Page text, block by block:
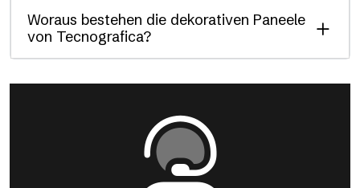
Woraus bestehen die dekorativen Paneele
von Tecnografica?